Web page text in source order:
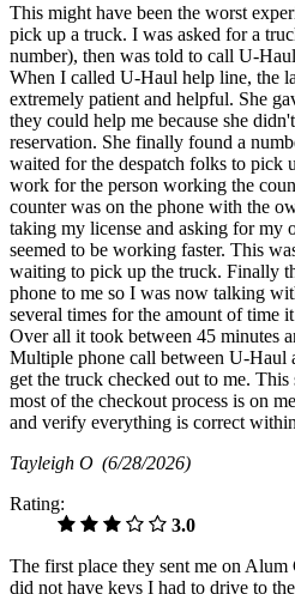
This might have been the worst
pick up a truck. I was asked for a
number), then was told to call U-
When I called U-Haul help line, the
extremely patient and helpful. She
they could help me because she
reservation. She finally found a
waited for the despatch folks to pick
work for the person working the
counter was on the phone with the
taking my license and asking for my
seemed to be working faster. This
waiting to pick up the truck. Finally
phone to me so I was now talking
several times for the amount of time
Over all it took between 45 minutes
Multiple phone call between U-Haul
get the truck checked out to me. This
most of the checkout process is on
and verify everything is correct
Tayleigh O (6/28/2026)
Rating:
3.0
The first place they sent me on
did not have keys I had to drive to